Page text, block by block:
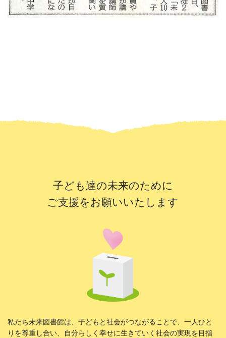
子ども達の未来のために
ご支援をお願いいたします
私たち未来図書館は、子どもと社会がつながることで、一人ひと
りを尊重し合い、自分らしく幸せに生きていく社会の実現を目指